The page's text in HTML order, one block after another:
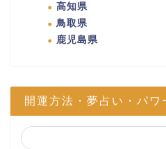
高知県
鳥取県
鹿児島県
開運方法・夢占い・パワ